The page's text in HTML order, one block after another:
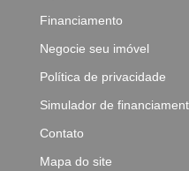
Financiamento
Negocie seu imóvel
Política de privacidade
Simulador de
Contato
Mapa do site